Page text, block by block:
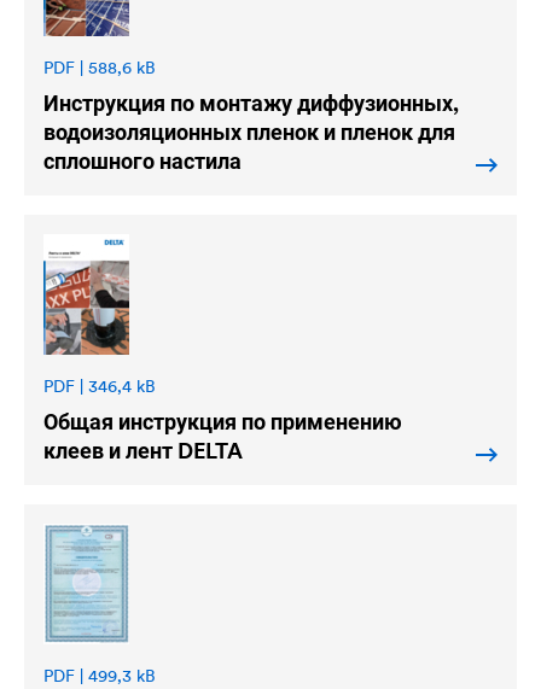
PDF | 588,6 kB
Инструкция по монтажу диффузионных,
водоизоляционных пленок и пленок для
сплошного настила
PDF | 346,4 kB
Общая инструкция по применению
клеев и лент DELTA
PDF | 499,3 kB